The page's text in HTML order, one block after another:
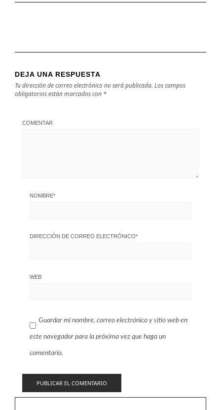
DEJA UNA RESPUESTA
Tu dirección de correo electrónico no será publicada. Los campos
obligatorios están marcados con *
COMENTAR
NOMBRE*
DIRECCIÓN DE CORREO ELECTRÓNICO*
WEB
Guardar mi nombre, correo electrónico y sitio web en
este navegador para la próxima vez que haga un
comentario.